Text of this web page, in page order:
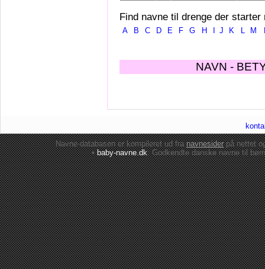
Find navne til drenge der starter
A B C D E F G H J K L M
NAVN -
Navne-databasen er kompileret ud franavnesiderpå nettet
•baby-navne.dk: Godkendte danskenavne til børn